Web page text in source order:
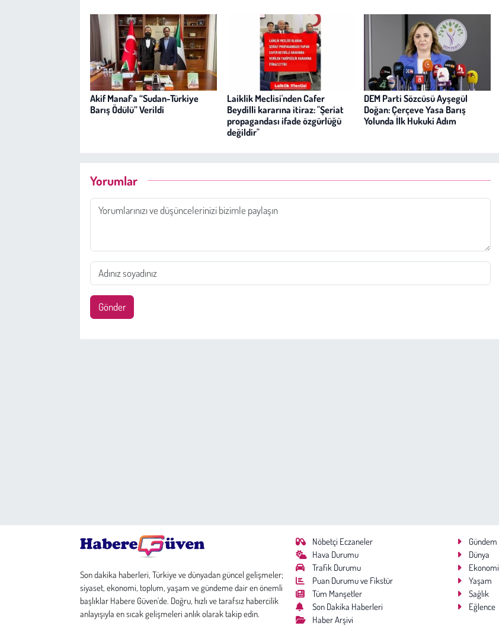
Akif Manaf’a “Sudan-Türkiye
Barış Ödülü” Verildi
Laiklik Meclisi'nden Cafer
Beydilli kararına itiraz: "Şeriat
propagandası ifade özgürlüğü
değildir"
DEM Parti Sözcüsü Ayşegül
Doğan: Çerçeve Yasa Barış
Yolunda İlk Hukuki Adım
Yorumlar
Gönder
Son dakika haberleri, Türkiye ve dünyadan güncel gelişmeler;
siyaset, ekonomi, toplum, yaşam ve gündeme dair en önemli
başlıklar Habere Güven’de. Doğru, hızlı ve tarafsız habercilik
anlayışıyla en sıcak gelişmeleri anlık olarak takip edin.
Nöbetçi Eczaneler
Hava Durumu
Trafik Durumu
Puan Durumu ve Fikstür
Tüm Manşetler
Son Dakika Haberleri
Haber Arşivi
Gündem
Dünya
Ekonomi
Yaşam
Sağlık
Eğlence